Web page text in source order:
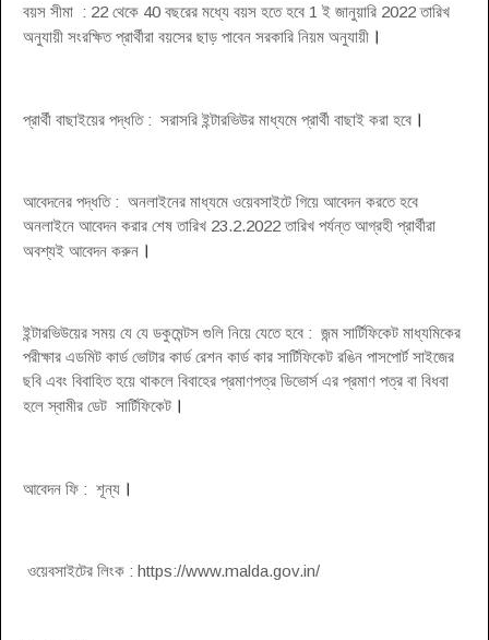
বয়স সীমা : 22 থেকে 40 বছরের মধ্যে বয়স হতে হবে 1 ই জানুয়ারি 2022 তারিখ
অনুযায়ী সংরক্ষিত প্রার্থীরা বয়সের ছাড় পাবেন সরকারি নিয়ম অনুযায়ী ।
প্রার্থী বাছাইয়ের পদ্ধতি : সরাসরি ইন্টারভিউর মাধ্যমে প্রার্থী বাছাই করা হবে ।
আবেদনের পদ্ধতি : অনলাইনের মাধ্যমে ওয়েবসাইটে গিয়ে আবেদন করতে হবে
অনলাইনে আবেদন করার শেষ তারিখ 23.2.2022 তারিখ পর্যন্ত আগ্রহী প্রার্থীরা
অবশ্যই আবেদন করুন ।
ইন্টারভিউয়ের সময় যে যে ডকুমেন্টস গুলি নিয়ে যেতে হবে : জন্ম সার্টিফিকেট মাধ্যমিকের
পরীক্ষার এডমিট কার্ড ভোটার কার্ড রেশন কার্ড কার সার্টিফিকেট রঙিন পাসপোর্ট সাইজের
ছবি এবং বিবাহিত হয়ে থাকলে বিবাহের প্রমাণপত্র ডিভোর্স এর প্রমাণ পত্র বা বিধবা
হলে স্বামীর ডেট সার্টিফিকেট ।
আবেদন ফি : শূন্য ।
ওয়েবসাইটের লিংক : https://www.malda.gov.in/